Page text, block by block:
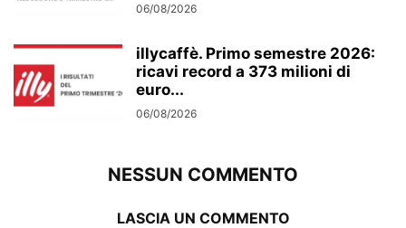
06/08/2026
illycaffè. Primo semestre 2026:
ricavi record a 373 milioni di
euro...
06/08/2026
NESSUN COMMENTO
LASCIA UN COMMENTO